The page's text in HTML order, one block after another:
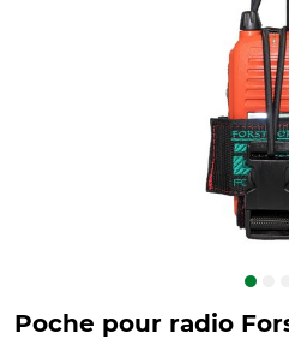
Poche pour radio